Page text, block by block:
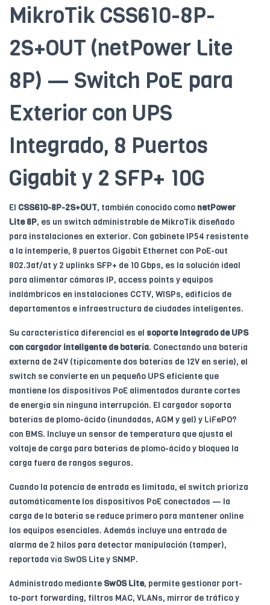
MikroTik CSS610-8P-
2S+OUT (netPower Lite
8P) — Switch PoE para
Exterior con UPS
Integrado, 8 Puertos
Gigabit y 2 SFP+ 10G
El CSS610-8P-2S+OUT, también conocido como netPower
Lite 8P, es un switch administrable de MikroTik diseñado
para instalaciones en exterior. Con gabinete IP54 resistente
a la intemperie, 8 puertos Gigabit Ethernet con PoE-out
802.3af/at y 2 uplinks SFP+ de 10 Gbps, es la solución ideal
para alimentar cámaras IP, access points y equipos
inalámbricos en instalaciones CCTV, WISPs, edificios de
departamentos e infraestructura de ciudades inteligentes.
Su característica diferencial es el soporte integrado de UPS
con cargador inteligente de batería. Conectando una batería
externa de 24V (típicamente dos baterías de 12V en serie), el
switch se convierte en un pequeño UPS eficiente que
mantiene los dispositivos PoE alimentados durante cortes
de energía sin ninguna interrupción. El cargador soporta
baterías de plomo-ácido (inundadas, AGM y gel) y LiFePO?
con BMS. Incluye un sensor de temperatura que ajusta el
voltaje de carga para baterías de plomo-ácido y bloquea la
carga fuera de rangos seguros.
Cuando la potencia de entrada es limitada, el switch prioriza
automáticamente los dispositivos PoE conectados — la
carga de la batería se reduce primero para mantener online
los equipos esenciales. Además incluye una entrada de
alarma de 2 hilos para detectar manipulación (tamper),
reportada vía SwOS Lite y SNMP.
Administrado mediante SwOS Lite, permite gestionar port-
to-port forwarding, filtros MAC, VLANs, mirror de tráfico y